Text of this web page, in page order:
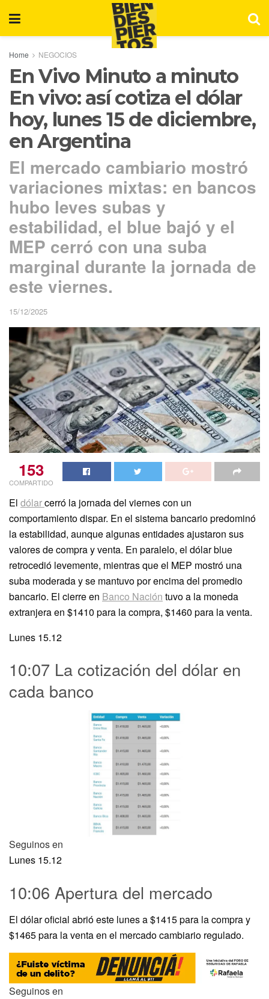
Home NEGOCIOS
En Vivo Minuto a minuto
En vivo: así cotiza el dólar
hoy, lunes 15 de diciembre,
en Argentina
El mercado cambiario mostró
variaciones mixtas: en bancos
hubo leves subas y
estabilidad, el blue bajó y el
MEP cerró con una suba
marginal durante la jornada de
este viernes.
15/12/2025
153
COMPARTIDO
El dólarcerró la jornada del viernes con un
comportamiento dispar. En el sistema bancario predominó
la estabilidad, aunque algunas entidades ajustaron sus
valores de compra y venta. En paralelo, el dólar blue
retrocedió levemente, mientras que el MEP mostró una
suba moderada y se mantuvo por encima del promedio
bancario. El cierre en Banco Nación tuvo a la moneda
extranjera en $1410 para la compra, $1460 para la venta.
Lunes 15.12
10:07 La cotización del dólar en
cada banco
Seguinos en
Lunes 15.12
10:06 Apertura del mercado
El dólar oficial abrió este lunes a $1415 para la compra y
$1465 para la venta en el mercado cambiario regulado.
Seguinos en